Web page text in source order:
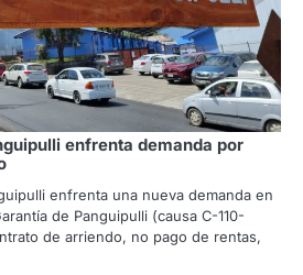
enfrenta demanda por
enfrenta una nueva demanda en
de Panguipulli (causa C-110-
de arriendo, no pago de rentas,